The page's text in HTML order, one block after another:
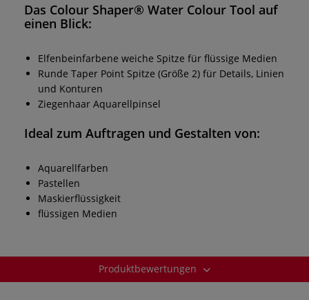
Das Colour Shaper® Water Colour Tool auf
einen Blick:
Elfenbeinfarbene weiche Spitze für flüssige Medien
Runde Taper Point Spitze (Größe 2) für Details, Linien
und Konturen
Ziegenhaar Aquarellpinsel
Ideal zum Auftragen und Gestalten von:
Aquarellfarben
Pastellen
Maskierflüssigkeit
flüssigen Medien
Produktbewertungen